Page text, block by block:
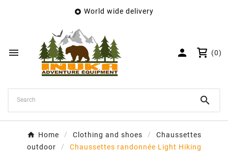
 World wide delivery
  (0)

Home Clothing and shoes
Chaussettes
outdoor
Chaussettes randonnée Light Hiking
Wishlist name